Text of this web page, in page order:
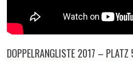
DOPPELRANGLISTE 2017 – PLATZ